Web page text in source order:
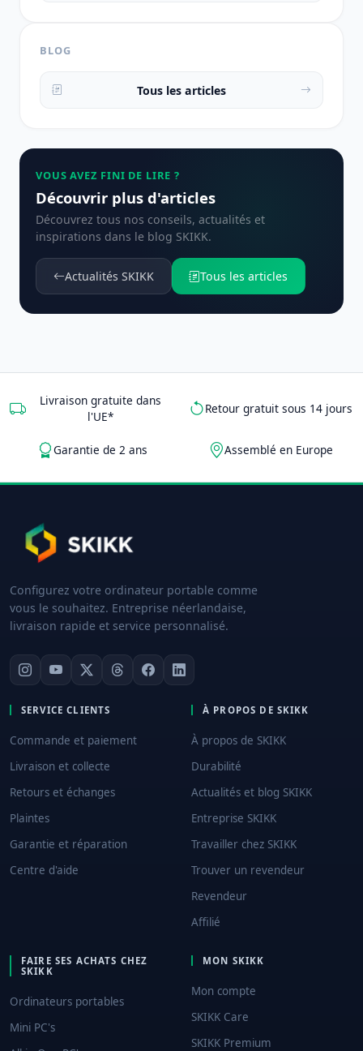
BLOG
Tous les articles
VOUS AVEZ FINI DE LIRE ?
Découvrir plus d'articles
Découvrez tous nos conseils, actualités et
inspirations dans le blog SKIKK.
Actualités SKIKK Tous les articles
Livraison gratuite dans
l'UE*
Retour gratuit sous 14 jours
Garantie de 2 ans Assemblé en Europe
Configurez votre ordinateur portable comme
vous le souhaitez. Entreprise néerlandaise,
livraison rapide et service personnalisé.
SERVICE CLIENTS
Commande et paiement
Livraison et collecte
Retours et échanges
Plaintes
Garantie et réparation
Centre d'aide
À PROPOS DE SKIKK
À propos de SKIKK
Durabilité
Actualités et blog SKIKK
Entreprise SKIKK
Travailler chez SKIKK
Trouver un revendeur
Revendeur
Affilié
FAIRE SES ACHATS CHEZ
SKIKK
Ordinateurs portables
Mini PC's
MON SKIKK
Mon compte
SKIKK Care
SKIKK Premium